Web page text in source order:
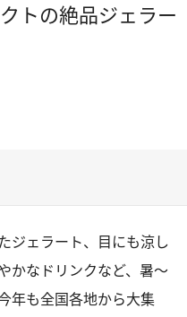
トの絶品ジェラー
ジェラート、目にも涼し
かなドリンクなど、暑～
年も全国各地から大集